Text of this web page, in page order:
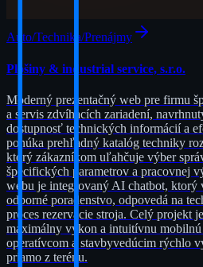
Auto/Technika/Prenájmy
Plošiny & industrial service, s.r.o.
Moderný prezentačný web pre firmu
a servis zdvíhacích zariadení,
dostupnosť technických informácií a
ponúka prehľadný katalóg techniky
ktorý zákazníkom uľahčuje výber
špecifických parametrov a pracovnej
webu je integrovaný AI chatbot, ktorý
odborné poradenstvo, odpovedá na
proces rezervácie stroja. Celý projekt
maximálny výkon a intuitívnu
operatívcom a stavbyvedúcim rýchlo
priamo z terénu.